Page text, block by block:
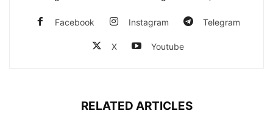
Facebook Instagram Telegram
X Youtube
RELATED ARTICLES